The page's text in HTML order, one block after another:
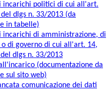
incarichi politici di cui all'art.
dlgs n. 33/2013 (da
in tabelle)
incarichi di amministrazione, di
di governo di cui all'art. 14,
dlgs n. 33/2013
(documentazione da
sul sito web)
comunicazione dei dati